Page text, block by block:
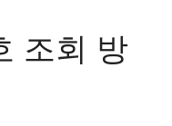
조회 방